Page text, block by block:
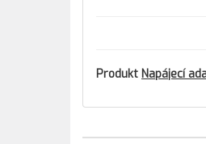
Produkt Napájecí